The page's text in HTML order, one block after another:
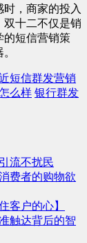
，商家的投入
双十二不仅是销
短信营销策
短信群发营销
么样 银行群发
流不扰民
费者的购物欲
客户的心】
触达背后的智